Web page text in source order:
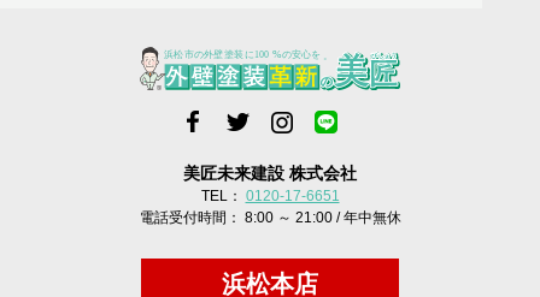
美匠未来建設 株式会社
TEL： 0120-17-6651
電話受付時間： 8:00 ～ 21:00 / 年中無休
浜松本店